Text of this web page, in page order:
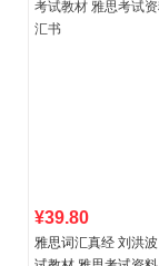
¥39.80
雅思词汇真经 刘洪